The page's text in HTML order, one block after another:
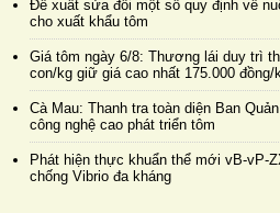
Đề xuất sửa đổi một số quy định về
cho xuất khẩu tôm
Giá tôm ngày 6/8: Thương lái duy trì
con/kg giữ giá cao nhất 175.000 đồng/
Cà Mau: Thanh tra toàn diện Ban
công nghệ cao phát triển tôm
Phát hiện thực khuẩn thể mới vB-vP-
chống Vibrio đa kháng